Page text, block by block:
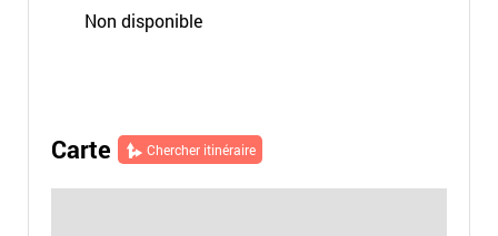
Non disponible
Carte Chercher itinéraire